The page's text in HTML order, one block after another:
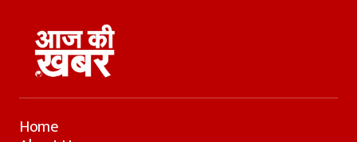
Home